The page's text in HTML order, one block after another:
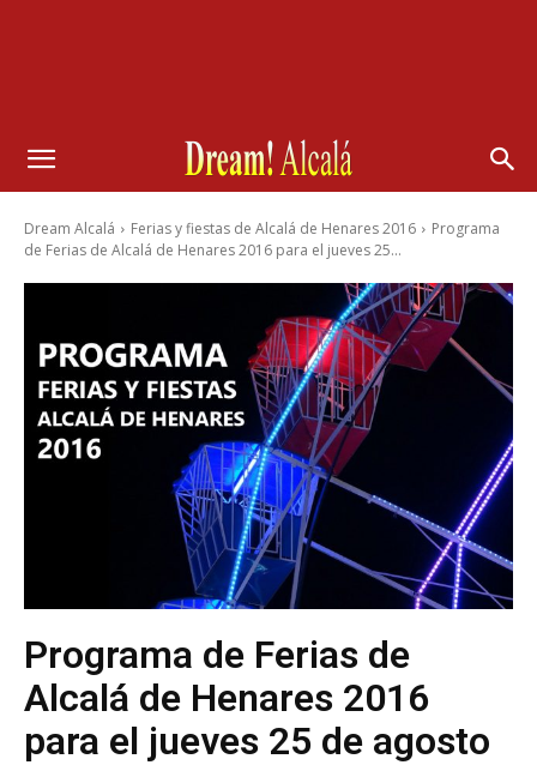
Dream Alcalá Ferias y fiestas de Alcalá de Henares 2016
Programa
de Ferias de Alcalá de Henares 2016 para el jueves 25...
Programa de Ferias de
Alcalá de Henares 2016
para el jueves 25 de agosto